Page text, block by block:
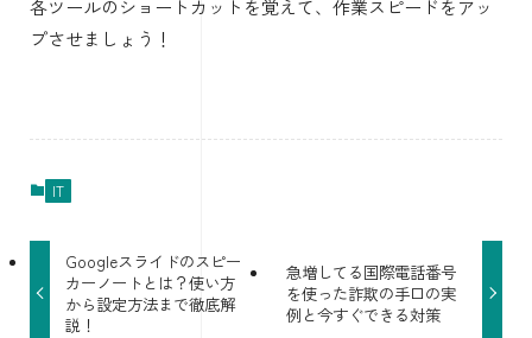
各ツールのショートカットを覚えて、作業スピードをアッ
プさせましょう！
IT
Googleスライドのスピー
カーノートとは？使い方
から設定方法まで徹底解
説！
急増してる国際電話番号
を使った詐欺の手口の実
例と今すぐできる対策